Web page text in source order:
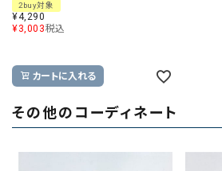
2buy対象
¥4,290
¥3,003税込
カートに入れる
その他のコーディネート